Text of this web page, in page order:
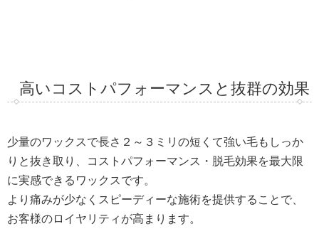
高いコストパフォーマンスと抜群の効果
少量のワックスで長さ２～３ミリの短くて強い毛もしっか
りと抜き取り、コストパフォーマンス・脱毛効果を最大限
に実感できるワックスです。
より痛みが少なくスピーディーな施術を提供することで、
お客様のロイヤリティが高まります。